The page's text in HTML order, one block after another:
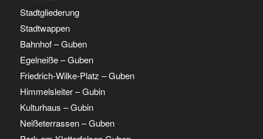
Stadtgliederung
Stadtwappen
Bahnhof – Guben
Egelneiße – Guben
Friedrich-Wilke-Platz – Guben
Himmelsleiter – Gubin
Kulturhaus – Gubin
Neißeterrassen – Guben